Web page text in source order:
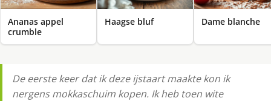
Ananas appel
crumble
Haagse bluf Dame blanche
De eerste keer dat ik deze ijstaart maakte kon ik
nergens mokkaschuim kopen. Ik heb toen wite